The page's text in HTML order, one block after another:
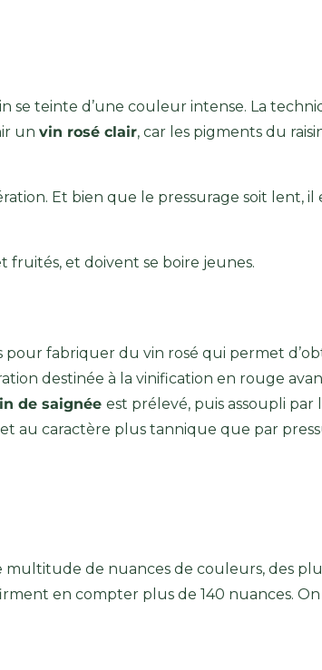
se teinte d’une couleur intense. La
un vin rosé clair, car les pigments du
Et bien que le pressurage soit lent,
fruités, et doivent se boire jeunes.
pour fabriquer du vin rosé qui permet
destinée à la vinification en rouge
de saignée est prélevé, puis assoupli
au caractère plus tannique que par
de nuances de couleurs, des
en compter plus de 140 nuances. On